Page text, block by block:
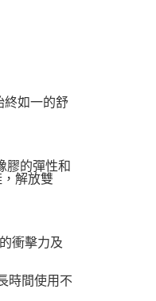
終如一的舒
膠的彈性和
解放雙
衝擊力及
時間使用不